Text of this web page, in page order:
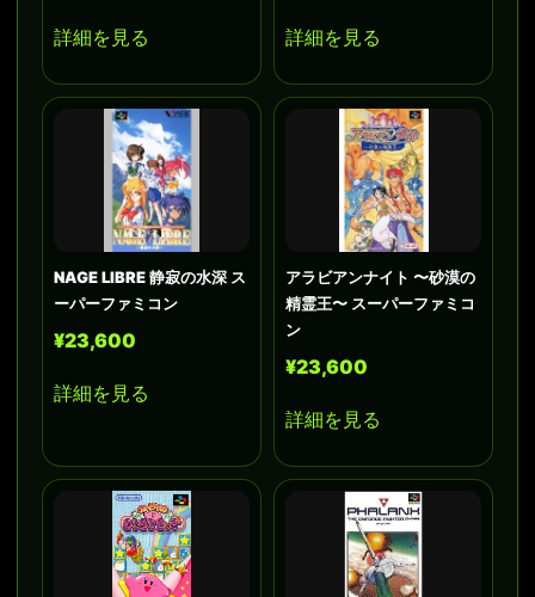
詳細を見る 詳細を見る
NAGE LIBRE 静寂の水深 ス
ーパーファミコン
¥23,600
詳細を見る
アラビアンナイト 〜砂漠の
精霊王〜 スーパーファミコ
ン
¥23,600
詳細を見る